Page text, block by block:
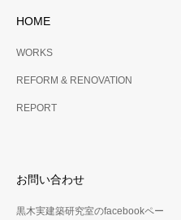
HOME
WORKS
REFORM & RENOVATION
REPORT
お問い合わせ
黒木実建築研究室のfacebookペー